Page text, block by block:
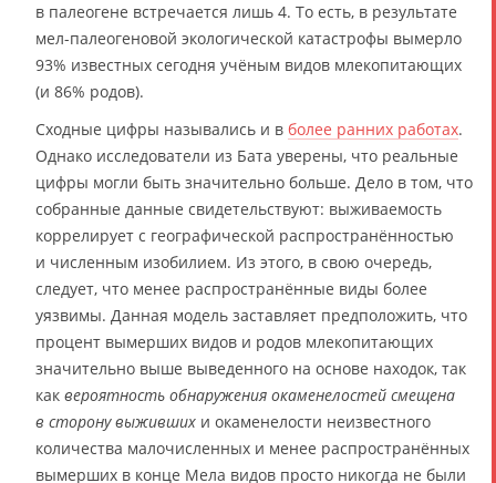
в палеогене встречается лишь 4. То есть, в результате
мел-палеогеновой экологической катастрофы вымерло
93% известных сегодня учёным видов млекопитающих
(и 86% родов).
Сходные цифры назывались и в более ранних работах.
Однако исследователи из Бата уверены, что реальные
цифры могли быть значительно больше. Дело в том, что
собранные данные свидетельствуют: выживаемость
коррелирует с географической распространённостью
и численным изобилием. Из этого, в свою очередь,
следует, что менее распространённые виды более
уязвимы. Данная модель заставляет предположить, что
процент вымерших видов и родов млекопитающих
значительно выше выведенного на основе находок, так
как вероятность обнаружения окаменелостей смещена
в сторону выживших и окаменелости неизвестного
количества малочисленных и менее распространённых
вымерших в конце Мела видов просто никогда не были